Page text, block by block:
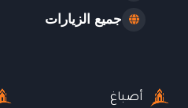
جميع الزيارات
أصباغ